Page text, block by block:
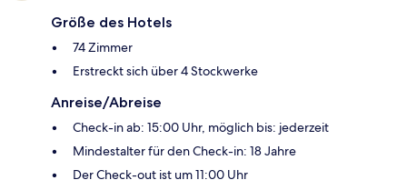
Größe des Hotels
74 Zimmer
Erstreckt sich über 4 Stockwerke
Anreise/Abreise
Check-in ab: 15:00 Uhr, möglich bis: jederzeit
Mindestalter für den Check-in: 18 Jahre
Der Check-out ist um 11:00 Uhr